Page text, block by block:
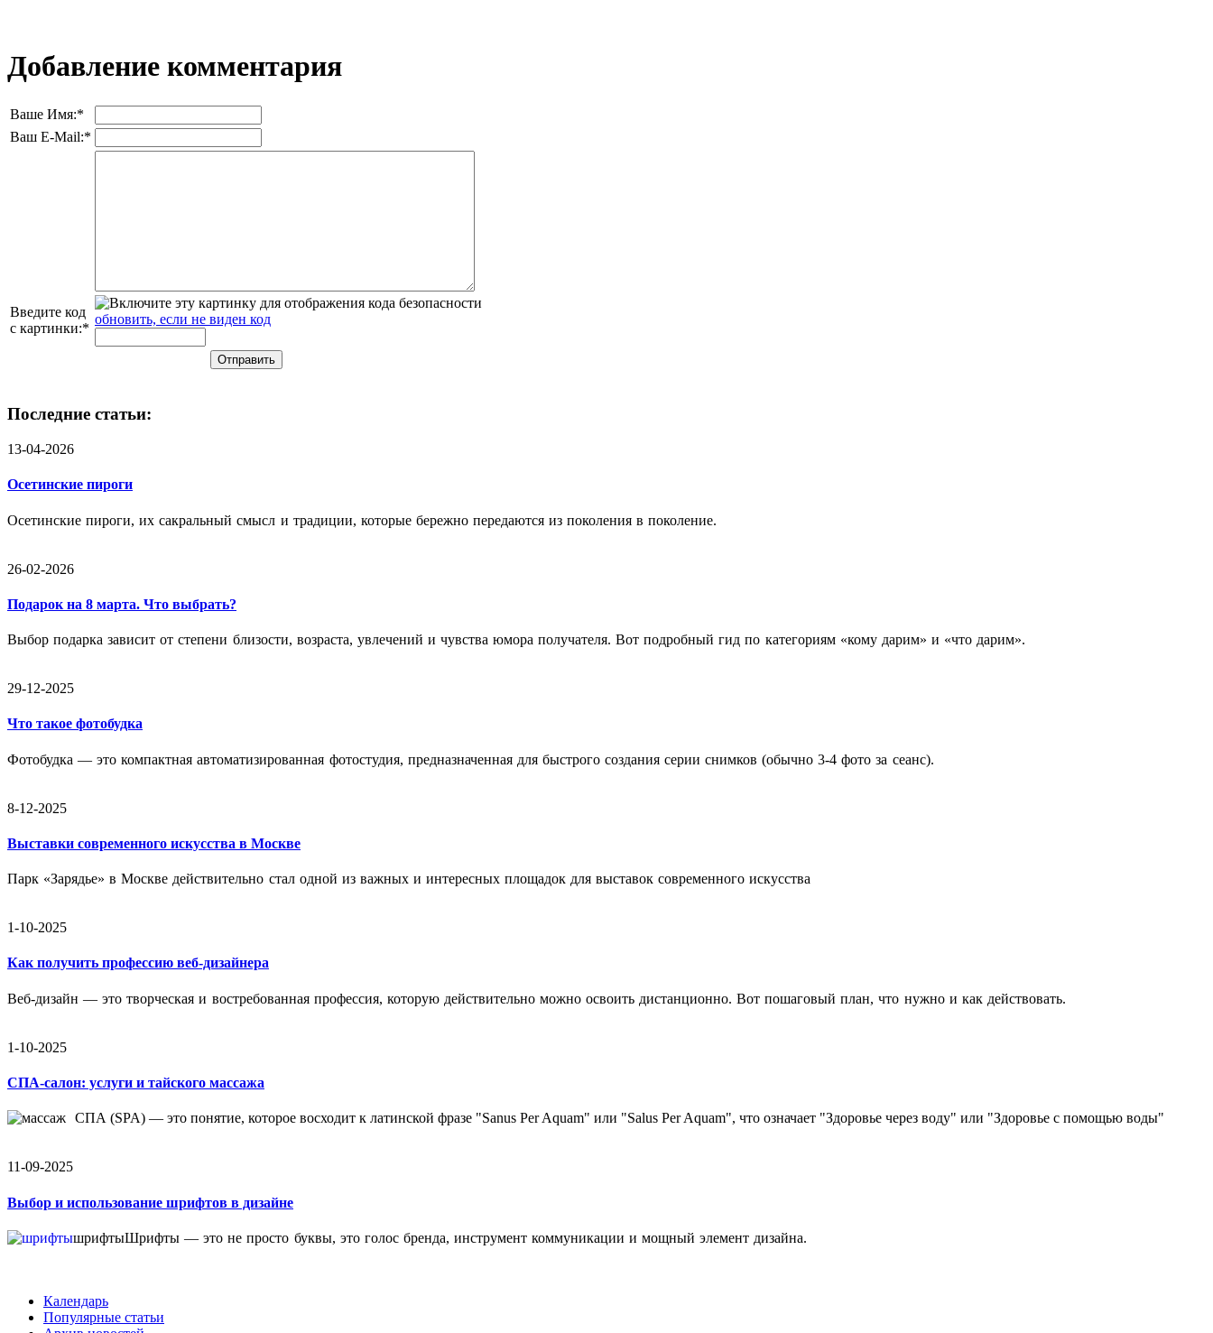
Добавление комментария
Ваше Имя:*
Ваш E-Mail:*
Введите код
с картинки:*
обновить, если не виден код
Последние статьи:
13-04-2026
Осетинские пироги
Осетинские пироги, их сакральный смысл и традиции, которые бережно передаются из поколения в поколение.
26-02-2026
Подарок на 8 марта. Что выбрать?
Выбор подарка зависит от степени близости, возраста, увлечений и чувства юмора получателя. Вот подробный гид по категориям «кому дарим» и «что дарим».
29-12-2025
Что такое фотобудка
Фотобудка — это компактная автоматизированная фотостудия, предназначенная для быстрого создания серии снимков (обычно 3-4 фото за сеанс).
8-12-2025
Выставки современного искусства в Москве
Парк «Зарядье» в Москве действительно стал одной из важных и интересных площадок для выставок современного искусства
1-10-2025
Как получить профессию веб-дизайнера
Веб-дизайн — это творческая и востребованная профессия, которую действительно можно освоить дистанционно. Вот пошаговый план, что нужно и как действовать.
1-10-2025
СПА-салон: услуги и тайского массажа
СПА (SPA) — это понятие, которое восходит к латинской фразе "Sanus Per Aquam" или "Salus Per Aquam", что означает "Здоровье через воду" или "Здоровье с помощью воды"
11-09-2025
Выбор и использование шрифтов в дизайне
шрифтыШрифты — это не просто буквы, это голос бренда, инструмент коммуникации и мощный элемент дизайна.
Календарь
Популярные статьи